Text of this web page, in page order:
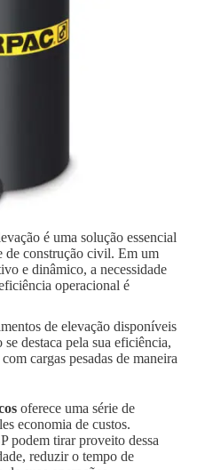
é uma solução essencial
de construção civil. Em um
e dinâmico, a necessidade
operacional é
de elevação disponíveis
destaca pela sua eficiência,
cargas pesadas de maneira
oferece uma série de
economia de custos.
podem tirar proveito dessa
reduzir o tempo de